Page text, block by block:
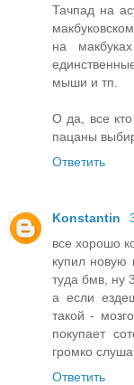
Тачпад на
на
мыши и тп.
О да, все
пацаны
Ответить
Konstantin
все хорошо
купил новую
туда бмв, ну
а если
такой -
покупает
громко
Ответить